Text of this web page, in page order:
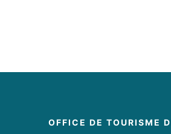
OFFICE DE TOURISME